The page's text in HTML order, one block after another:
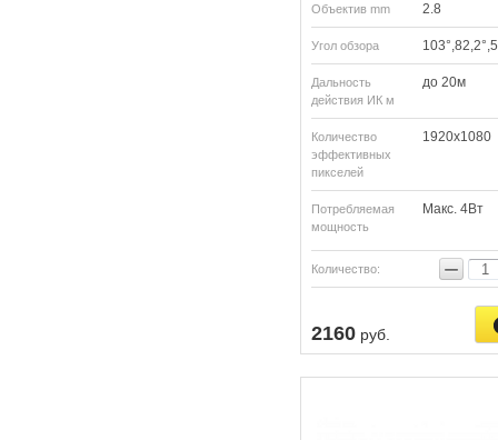
Объектив mm 2.8
Угол обзора
Дальность
действия ИК м
до 20м
Количество
эффективных
пикселей
1920х1080
Потребляемая
мощность
Макс. 4Вт
Количество: −
2160 руб.